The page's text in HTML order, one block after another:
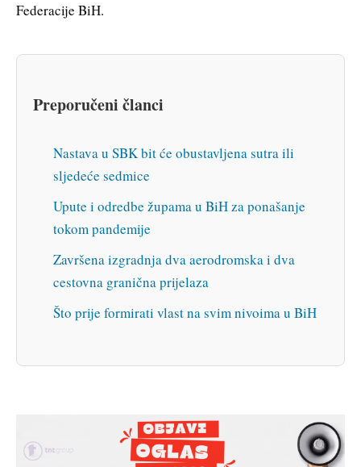
Federacije BiH.
Preporučeni članci
Nastava u SBK bit će obustavljena sutra ili
sljedeće sedmice
Upute i odredbe župama u BiH za ponašanje
tokom pandemije
Završena izgradnja dva aerodromska i dva
cestovna granična prijelaza
Što prije formirati vlast na svim nivoima u BiH